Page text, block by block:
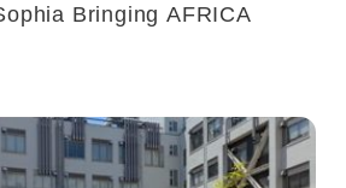
Bringing AFRICA